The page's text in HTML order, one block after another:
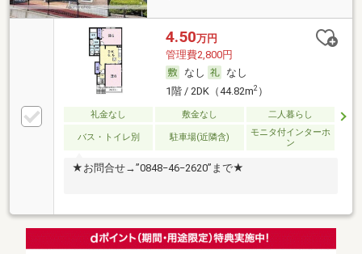
4.50万円
管理費2,800円
なし
なし
1階 / 2DK（44.82m2）
礼金なし 敷金なし 二人暮らし
バス・トイレ別 駐車場(近隣含)
モニタ付インターホ
ン
★お問合せ→”0848−46−2620”まで★